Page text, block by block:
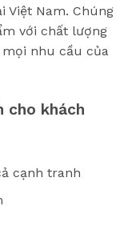
Việt Nam. Chúng
với chất lượng
mọi nhu cầu của
cho khách
cạnh tranh